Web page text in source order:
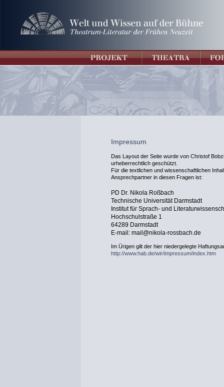
Impressum
Das Layout der Seite wurde von Christof
urheberrechtlich geschützt.
Für die textlichen und wissenschaftlichen
Ansprechpartner in diesen Fragen ist:
PD Dr. Nikola Roßbach
Technische Universität Darmstadt
Institut für Sprach- und
Hochschulstraße 1
64289 Darmstadt
E-mail: mail@nikola-rossbach.de
Im Ürigen gilt der hier niedergelegte
http://www.hab.de/wir/impressum/index.htm